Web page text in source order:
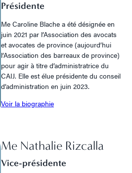
Présidente
Me Caroline Blache a été désignée en
juin 2021 par l’Association des avocats
et avocates de province (aujourd’hui
l’Association des barreaux de province)
pour agir à titre d’administratrice du
CAIJ. Elle est élue présidente du conseil
d’administration en juin 2023.
Voir la biographie
Me Nathalie Rizcalla
Vice-présidente